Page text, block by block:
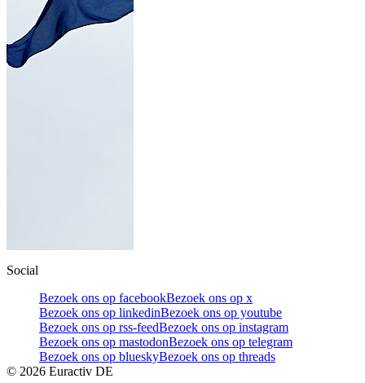
Social
Bezoek ons op facebookBezoek ons op x
Bezoek ons op linkedinBezoek ons op youtube
Bezoek ons op rss-feedBezoek ons op instagram
Bezoek ons op mastodonBezoek ons op telegram
Bezoek ons op blueskyBezoek ons op threads
© 2026 Euractiv DE